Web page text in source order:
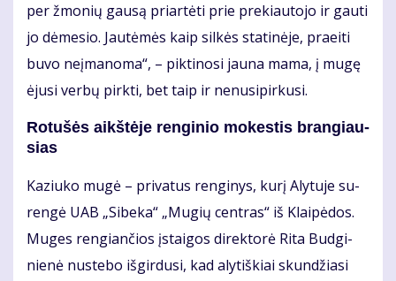
per žmo­nių gau­są pri­ar­tė­ti prie pre­kiau­to­jo ir gau­ti
jo dė­me­sio. Jau­tė­mės kaip sil­kės sta­ti­nė­je, pra­ei­ti
bu­vo ne­įma­no­ma“, – pik­ti­no­si jau­na ma­ma, į mu­gę
ėju­si ver­bų pirk­ti, bet taip ir ne­nu­si­pir­ku­si.
Ro­tu­šės aikš­tė­je ren­gi­nio mo­kes­tis bran­giau­
sias
Ka­ziu­ko mu­gė – pri­va­tus ren­gi­nys, ku­rį Aly­tu­je su­
ren­gė UAB „Si­be­ka“ „Mu­gių cen­tras“ iš Klai­pė­dos.
Mu­ges ren­gian­čios įstai­gos di­rek­to­rė Ri­ta Bud­gi­
nie­nė nu­ste­bo iš­gir­du­si, kad aly­tiš­kiai skun­džia­si